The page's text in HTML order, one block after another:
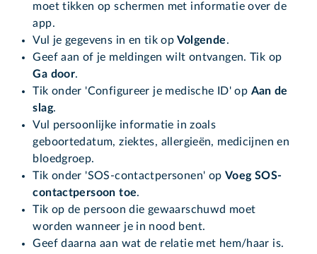
moet tikken op schermen met informatie over de
app.
Vul je gegevens in en tik op Volgende.
Geef aan of je meldingen wilt ontvangen. Tik op
Ga door.
Tik onder 'Configureer je medische ID' op Aan de
slag.
Vul persoonlijke informatie in zoals
geboortedatum, ziektes, allergieën, medicijnen en
bloedgroep.
Tik onder 'SOS-contactpersonen' op Voeg SOS-
contactpersoon toe.
Tik op de persoon die gewaarschuwd moet
worden wanneer je in nood bent.
Geef daarna aan wat de relatie met hem/haar is.